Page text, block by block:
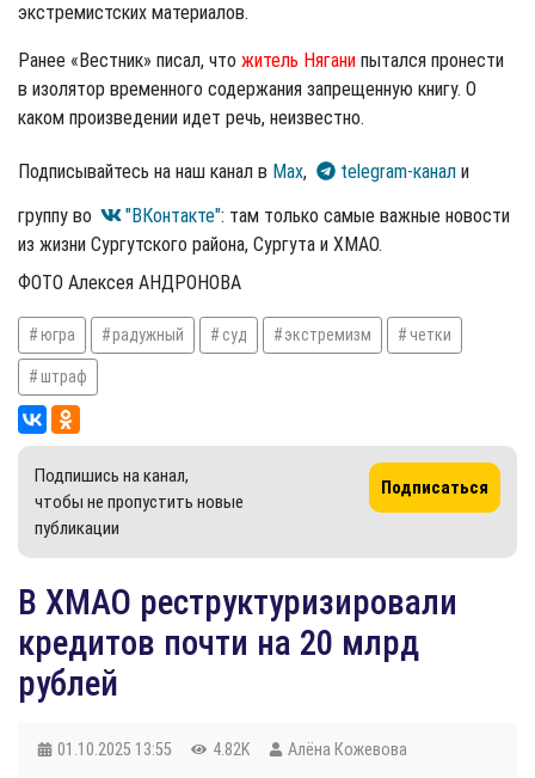
экстремистских материалов.
Ранее «Вестник» писал, что житель Нягани пытался пронести
в изолятор временного содержания запрещенную книгу. О
каком произведении идет речь, неизвестно.
Подписывайтесь на наш канал в Max, telegram-канал и
группу во
"ВКонтакте": там только самые важные новости
из жизни Сургутского района, Сургута и ХМАО.
ФОТО Алексея АНДРОНОВА
югра радужный суд экстремизм четки
штраф
Подпишись на канал,
чтобы не пропустить новые
публикации
Подписаться
В ХМАО реструктуризировали
кредитов почти на 20 млрд
рублей
01.10.2025 13:55 4.82K Алёна Кожевова